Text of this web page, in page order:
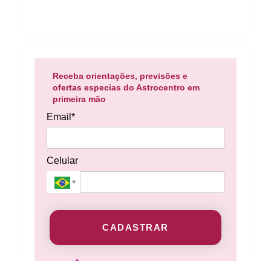
Receba orientações, previsões e
ofertas especias do Astrocentro em
primeira mão
Email*
Celular
CADASTRAR